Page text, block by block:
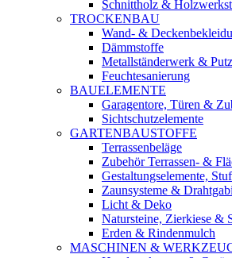
Schnittholz &
TROCKENBAU
Wand- &
Dämmstoffe
Metallständerwerk &
Feuchtesanierung
BAUELEMENTE
Garagentore, Türen &
Sichtschutzelemente
GARTENBAUSTOFFE
Terrassenbeläge
Zubehör Terrassen- &
Gestaltungselemente,
Zaunsysteme &
Licht & Deko
Natursteine, Zierkiese &
Erden & Rindenmulch
MASCHINEN &